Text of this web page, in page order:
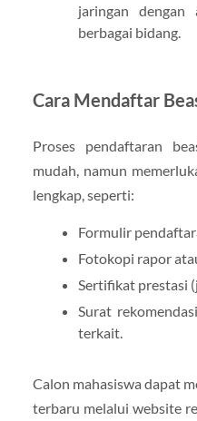
jaringan
berbagai bidang.
Cara Mendaftar
Proses pendaftaran
mudah, namun
lengkap, seperti:
Formulir
Fotokopi rapor
Sertifikat prestasi
Surat
terkait.
Calon mahasiswa dapat
terbaru melalui website